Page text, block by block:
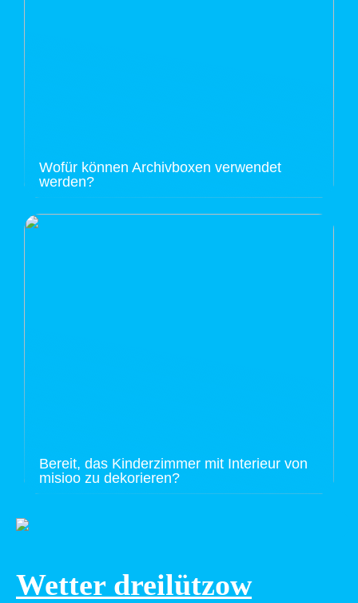
Wofür können Archivboxen verwendet
werden?
Bereit, das Kinderzimmer mit Interieur von
misioo zu dekorieren?
Wetter dreilützow